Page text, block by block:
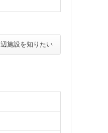
施設を知りたい